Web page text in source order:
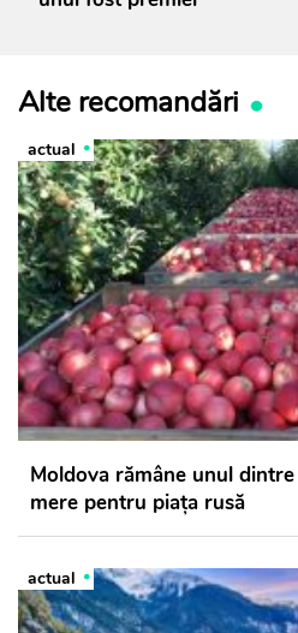
Alte recomandări
actual
Moldova rămâne unul
mere pentru piața rusă
actual